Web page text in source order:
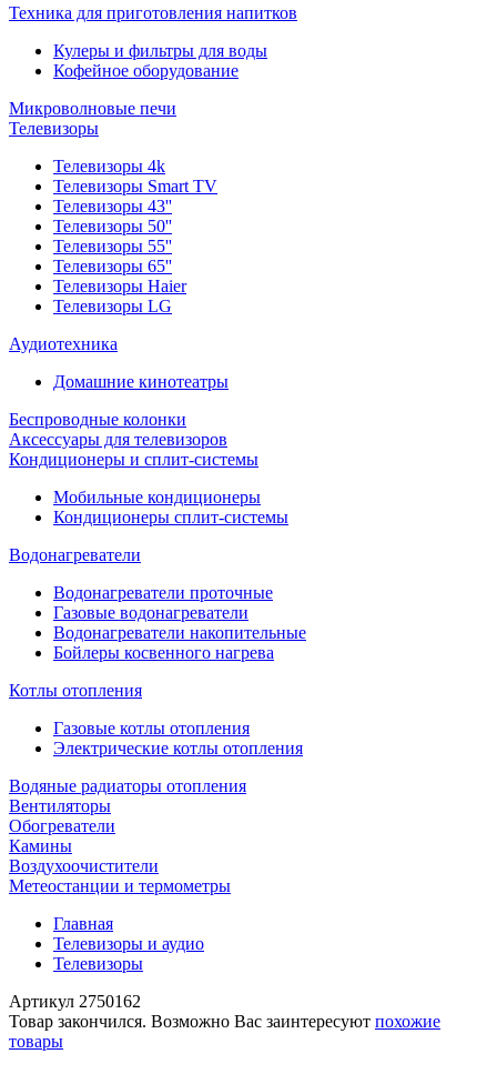
Техника для приготовления напитков
Кулеры и фильтры для воды
Кофейное оборудование
Микроволновые печи
Телевизоры
Телевизоры 4k
Телевизоры Smart TV
Телевизоры 43''
Телевизоры 50''
Телевизоры 55''
Телевизоры 65''
Телевизоры Haier
Телевизоры LG
Аудиотехника
Домашние кинотеатры
Беспроводные колонки
Аксессуары для телевизоров
Кондиционеры и сплит-системы
Мобильные кондиционеры
Кондиционеры сплит-системы
Водонагреватели
Водонагреватели проточные
Газовые водонагреватели
Водонагреватели накопительные
Бойлеры косвенного нагрева
Котлы отопления
Газовые котлы отопления
Электрические котлы отопления
Водяные радиаторы отопления
Вентиляторы
Обогреватели
Камины
Воздухоочистители
Метеостанции и термометры
Главная
Телевизоры и аудио
Телевизоры
Артикул 2750162
Товар закончился. Возможно Вас заинтересуют похожие
товары